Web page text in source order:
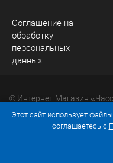
Соглашение на
обработку
персональных
данных
© Интернет Магазин
Юридический адрес:
Рыленкова, д. 61а, кв. 24.
Этот сайт использует
соглашаетесь с